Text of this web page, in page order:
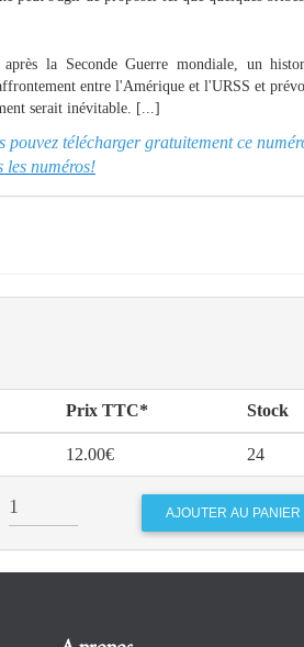
la Seconde Guerre mondiale, un
entre l'Amérique et l'URSS et
serait inévitable. [...]
télécharger gratuitement ce
les numéros!
Prix TTC* Stock
12.00€ 24